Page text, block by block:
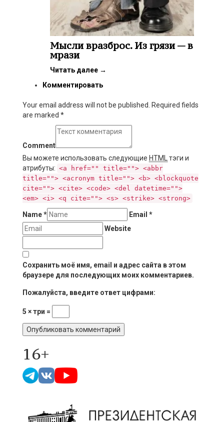
Мысли вразброс. Из грязи — в
мрази
Читать далее →
Комментировать
Your email address will not be published. Required fields
are marked *
Comment
Вы можете использовать следующие HTMLтэги и
атрибуты: <a href="" title=""> <abbr
title=""> <acronym title=""> <b> <blockquote
cite=""> <cite> <code> <del datetime="">
<em> <i> <q cite=""> <s> <strike> <strong>
Name* Email *
Website
Сохранить моё имя, email и адрес сайта в этом
браузере для последующих моих комментариев.
Пожалуйста, введите ответ цифрами:
5 × три =
16+